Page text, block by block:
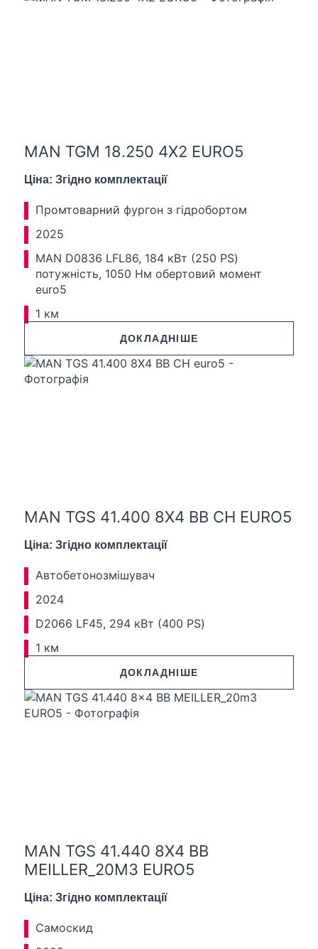
MAN TGM 18.250 4X2 EURO5
Ціна: Згідно комплектації
Промтоварний фургон з гідробортом
2025
MAN D0836 LFL86, 184 кВт (250 PS)
потужність, 1050 Нм обертовий момент
euro5
1 км
ДОКЛАДНІШЕ
MAN TGS 41.400 8X4 BB CH EURO5
Ціна: Згідно комплектації
Автобетонозмішувач
2024
D2066 LF45, 294 кВт (400 PS)
1 км
ДОКЛАДНІШЕ
MAN TGS 41.440 8X4 BB
MEILLER_20M3 EURO5
Ціна: Згідно комплектації
Самоскид